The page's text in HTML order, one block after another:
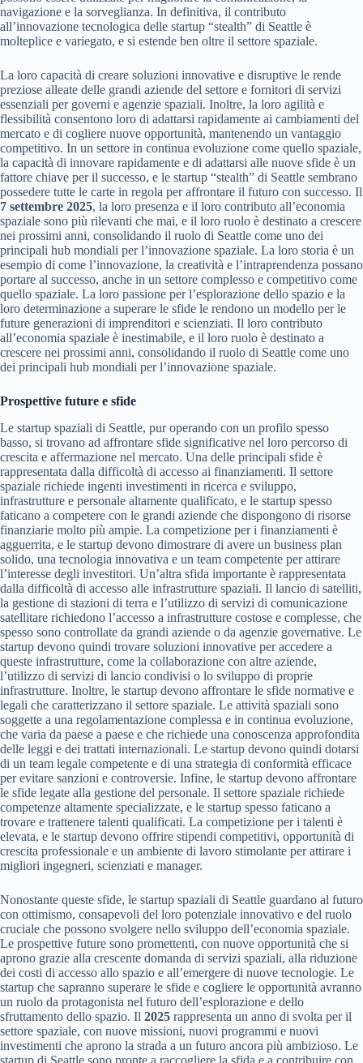
navigazione e la sorveglianza. In definitiva, il contributo
all’innovazione tecnologica delle startup “stealth” di Seattle è
molteplice e variegato, e si estende ben oltre il settore spaziale.
La loro capacità di creare soluzioni innovative e disruptive le rende
preziose alleate delle grandi aziende del settore e fornitori di servizi
essenziali per governi e agenzie spaziali. Inoltre, la loro agilità e
flessibilità consentono loro di adattarsi rapidamente ai cambiamenti del
mercato e di cogliere nuove opportunità, mantenendo un vantaggio
competitivo. In un settore in continua evoluzione come quello spaziale,
la capacità di innovare rapidamente e di adattarsi alle nuove sfide è un
fattore chiave per il successo, e le startup “stealth” di Seattle sembrano
possedere tutte le carte in regola per affrontare il futuro con successo. Il
7 settembre 2025, la loro presenza e il loro contributo all’economia
spaziale sono più rilevanti che mai, e il loro ruolo è destinato a crescere
nei prossimi anni, consolidando il ruolo di Seattle come uno dei
principali hub mondiali per l’innovazione spaziale. La loro storia è un
esempio di come l’innovazione, la creatività e l’intraprendenza possano
portare al successo, anche in un settore complesso e competitivo come
quello spaziale. La loro passione per l’esplorazione dello spazio e la
loro determinazione a superare le sfide le rendono un modello per le
future generazioni di imprenditori e scienziati. Il loro contributo
all’economia spaziale è inestimabile, e il loro ruolo è destinato a
crescere nei prossimi anni, consolidando il ruolo di Seattle come uno
dei principali hub mondiali per l’innovazione spaziale.
Prospettive future e sfide
Le startup spaziali di Seattle, pur operando con un profilo spesso
basso, si trovano ad affrontare sfide significative nel loro percorso di
crescita e affermazione nel mercato. Una delle principali sfide è
rappresentata dalla difficoltà di accesso ai finanziamenti. Il settore
spaziale richiede ingenti investimenti in ricerca e sviluppo,
infrastrutture e personale altamente qualificato, e le startup spesso
faticano a competere con le grandi aziende che dispongono di risorse
finanziarie molto più ampie. La competizione per i finanziamenti è
agguerrita, e le startup devono dimostrare di avere un business plan
solido, una tecnologia innovativa e un team competente per attirare
l’interesse degli investitori. Un’altra sfida importante è rappresentata
dalla difficoltà di accesso alle infrastrutture spaziali. Il lancio di satelliti,
la gestione di stazioni di terra e l’utilizzo di servizi di comunicazione
satellitare richiedono l’accesso a infrastrutture costose e complesse, che
spesso sono controllate da grandi aziende o da agenzie governative. Le
startup devono quindi trovare soluzioni innovative per accedere a
queste infrastrutture, come la collaborazione con altre aziende,
l’utilizzo di servizi di lancio condivisi o lo sviluppo di proprie
infrastrutture. Inoltre, le startup devono affrontare le sfide normative e
legali che caratterizzano il settore spaziale. Le attività spaziali sono
soggette a una regolamentazione complessa e in continua evoluzione,
che varia da paese a paese e che richiede una conoscenza approfondita
delle leggi e dei trattati internazionali. Le startup devono quindi dotarsi
di un team legale competente e di una strategia di conformità efficace
per evitare sanzioni e controversie. Infine, le startup devono affrontare
le sfide legate alla gestione del personale. Il settore spaziale richiede
competenze altamente specializzate, e le startup spesso faticano a
trovare e trattenere talenti qualificati. La competizione per i talenti è
elevata, e le startup devono offrire stipendi competitivi, opportunità di
crescita professionale e un ambiente di lavoro stimolante per attirare i
migliori ingegneri, scienziati e manager.
Nonostante queste sfide, le startup spaziali di Seattle guardano al futuro
con ottimismo, consapevoli del loro potenziale innovativo e del ruolo
cruciale che possono svolgere nello sviluppo dell’economia spaziale.
Le prospettive future sono promettenti, con nuove opportunità che si
aprono grazie alla crescente domanda di servizi spaziali, alla riduzione
dei costi di accesso allo spazio e all’emergere di nuove tecnologie. Le
startup che sapranno superare le sfide e cogliere le opportunità avranno
un ruolo da protagonista nel futuro dell’esplorazione e dello
sfruttamento dello spazio. Il 2025 rappresenta un anno di svolta per il
settore spaziale, con nuove missioni, nuovi programmi e nuovi
investimenti che aprono la strada a un futuro ancora più ambizioso. Le